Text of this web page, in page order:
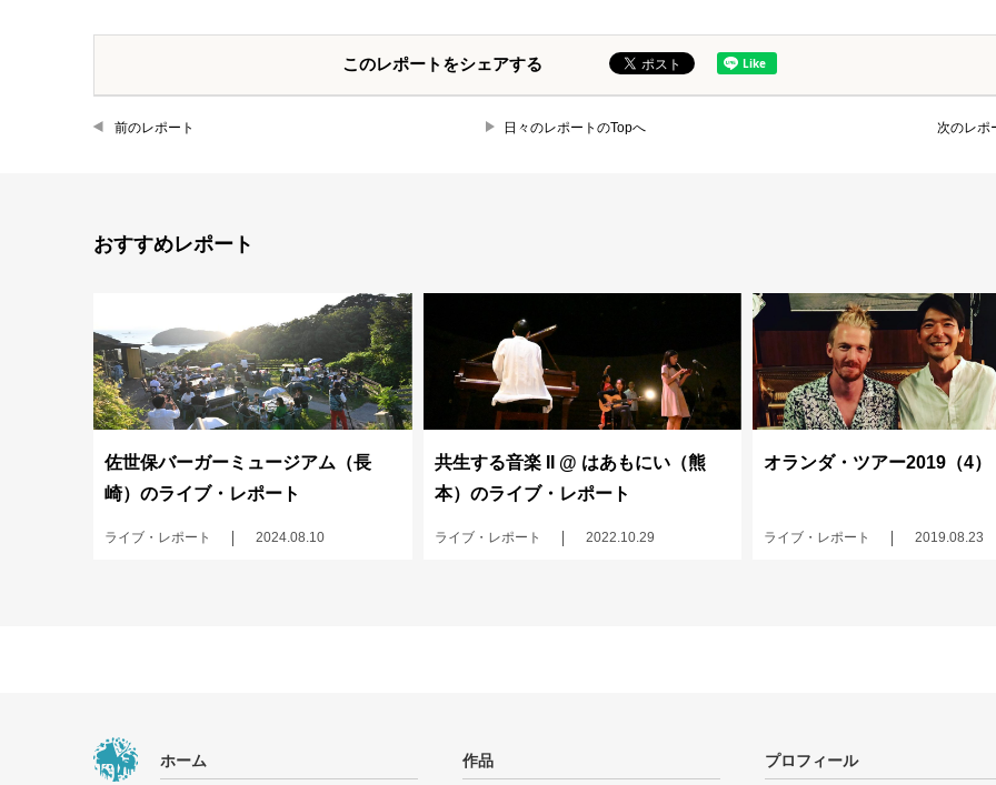
このレポートをシェアする
前のレポート 日々のレポートのTopへ 次のレポ
おすすめレポート
佐世保バーガーミュージアム（長
崎）のライブ・レポート
ライブ・レポート 2024.08.10
共生する音楽 II @ はあもにい（熊
本）のライブ・レポート
ライブ・レポート 2022.10.29
オランダ・ツアー2019（4）
ライブ・レポート 2019.08.23
ホーム 作品 プロフィール